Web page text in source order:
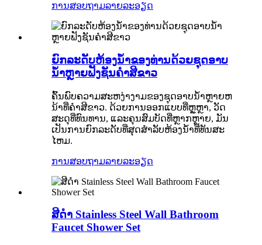
ການສອບຖາມລາຍລະອຽດ
ຍົກລະດັບຫ້ອງນ້ໍາຂອງທ່ານດ້ວຍຊຸດອາບ
ນ້ໍາຫຼາຍຟັງຊັນຄໍາສີຂາວ
ຄົ້ນພົບຄວາມສະຫງ່າງາມຂອງຊຸດອາບນ້ໍາຫຼາຍຫ
ນ້າທີ່ຄໍາສີຂາວ. ດ້ວຍການອອກແບບທີ່ຫຼູຫຼາ, ວັດ
ສະດຸທີ່ທົນທານ, ແລະຄຸນສົມບັດທີ່ຫຼາກຫຼາຍ, ມັນ
ເປັນການຍົກລະດັບທີ່ສຸດສໍາລັບຫ້ອງນ້ໍາທີ່ທັນສະ
ໄຫມ.
ການສອບຖາມລາຍລະອຽດ
ສີດໍາ Stainless Steel Wall Bathroom
Faucet Shower Set